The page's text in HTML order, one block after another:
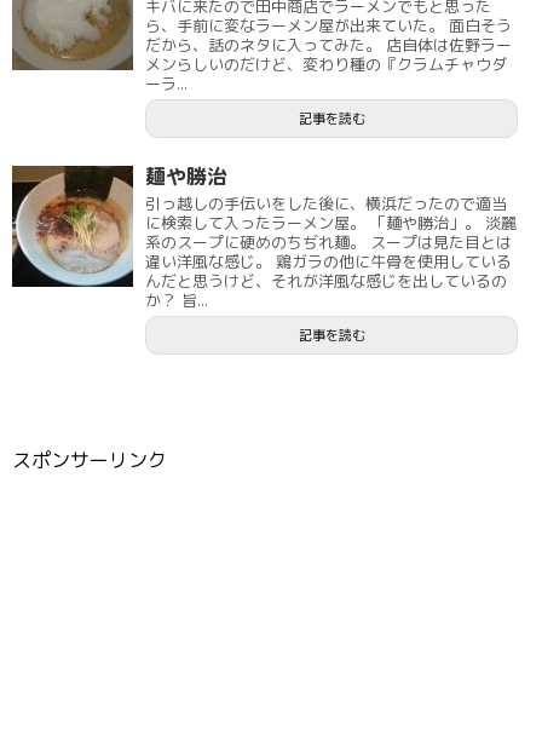
キバに来たので田中商店でラーメンでもと思った
ら、手前に変なラーメン屋が出来ていた。 面白そう
だから、話のネタに入ってみた。 店自体は佐野ラー
メンらしいのだけど、変わり種の『クラムチャウダ
ーラ...
記事を読む
麺や勝治
引っ越しの手伝いをした後に、横浜だったので適当
に検索して入ったラーメン屋。 「麺や勝治」。 淡麗
系のスープに硬めのちぢれ麺。 スープは見た目とは
違い洋風な感じ。 鶏ガラの他に牛骨を使用している
んだと思うけど、それが洋風な感じを出しているの
か？ 旨...
記事を読む
スポンサーリンク